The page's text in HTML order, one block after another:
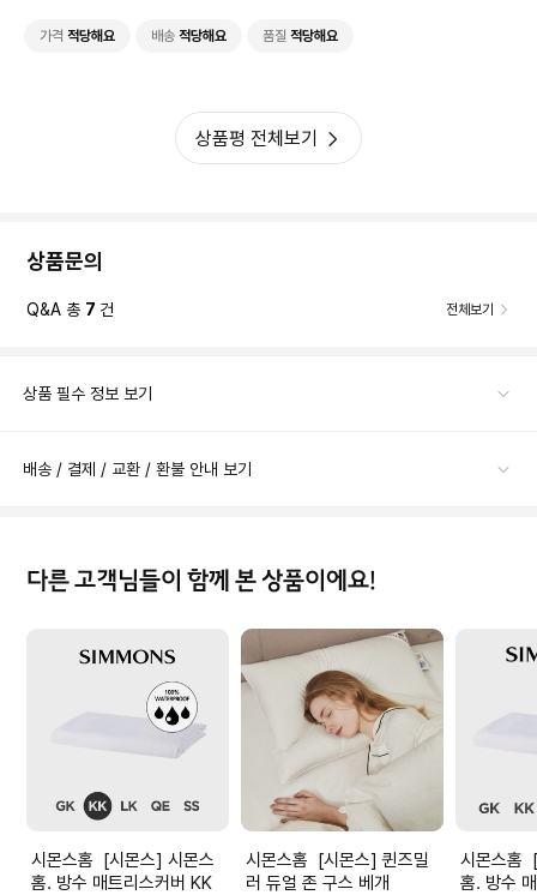
가격 적당해요 배송 적당해요 품질 적당해요
상품평 전체보기
상품문의
Q&A 총 7 건 전체보기
상품 필수 정보 보기
배송 / 결제 / 교환 / 환불 안내 보기
다른 고객님들이 함께 본 상품이에요!
시몬스홈 [시몬스] 시몬스
홈. 방수 매트리스커버 KK
시몬스홈 [시몬스] 퀸즈밀
러 듀얼 존 구스 베개
시몬스홈 [시몬스] 시몬스
홈. 방수